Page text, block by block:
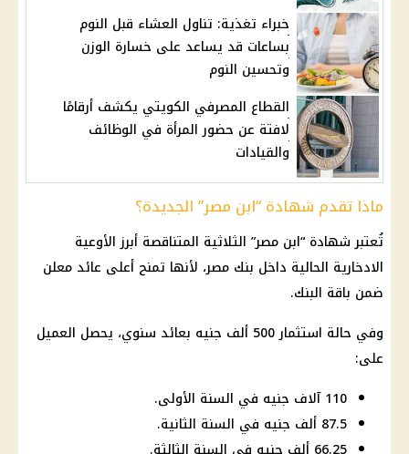
خبراء تغذية: تناول العشاء قبل النوم
بساعات قد يساعد على خسارة الوزن
وتحسين النوم
القطاع المصرفي الكويتي يكشف أرقامًا
لافتة عن حضور المرأة في الوظائف
والقيادات
ماذا تقدم شهادة “ابن مصر” الجديدة؟
تُعتبر شهادة “ابن مصر” الثلاثية المتناقصة أبرز الأوعية
الادخارية الحالية داخل بنك مصر، لأنها تمنح أعلى عائد معلن
ضمن باقة البنك.
وفي حالة استثمار 500 ألف جنيه بعائد سنوي، يحصل العميل
على:
110 آلاف جنيه في السنة الأولى.
87.5 ألف جنيه في السنة الثانية.